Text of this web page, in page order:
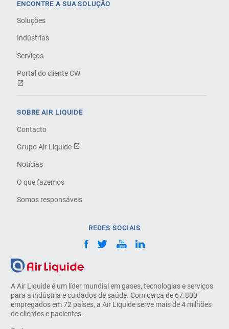
A Air Liquide é um líder mundial em gases, tecnologias e serviços
para a indústria e cuidados de saúde. Com cerca de 67.800
empregados em 72 países, a Air Liquide serve mais de 4 milhões
de clientes e pacientes.
ENCONTRE A SUA SOLUÇÃO
Soluções
Indústrias
Serviços
Portal do cliente CW
SOBRE AIR LIQUIDE
Contacto
Grupo Air Liquide
Notícias
O que fazemos
Somos responsáveis
REDES SOCIAIS